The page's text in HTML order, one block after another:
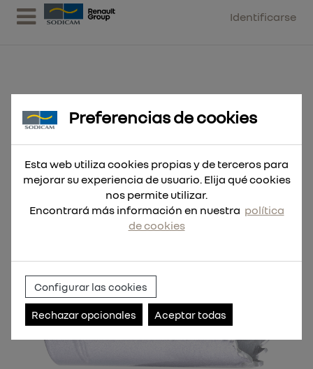
Identificarse
Cor.Bimetálica 29mm
Preferencias de cookies
Esta web utiliza cookies propias y de terceros para
mejorar su experiencia de usuario. Elija qué cookies
nos permite utilizar.
Encontrará más información en nuestra política
de cookies
Configurar las cookies
Rechazar opcionales Aceptar todas